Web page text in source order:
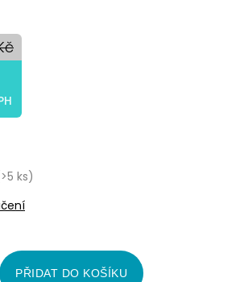
ks)
PŘIDAT DO KOŠÍKU